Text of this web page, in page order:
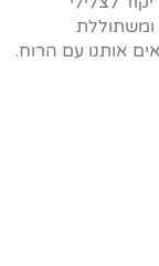
ומשתוללת
אותנו עם הרוח.